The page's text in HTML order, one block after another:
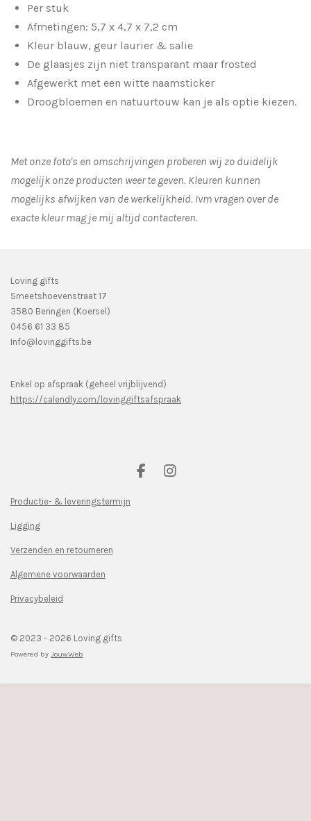
Per stuk
Afmetingen: 5,7 x 4,7 x 7,2 cm
Kleur blauw, geur laurier & salie
De glaasjes zijn niet transparant maar frosted
Afgewerkt met een witte naamsticker
Droogbloemen en natuurtouw kan je als optie kiezen.
Met onze foto's en omschrijvingen proberen wij zo duidelijk
mogelijk onze producten weer te geven. Kleuren kunnen
mogelijks afwijken van de werkelijkheid. Ivm vragen over de
exacte kleur mag je mij altijd contacteren.
Loving gifts
Smeetshoevenstraat 17
3580 Beringen (Koersel)
0456 61 33 85
Info@lovinggifts.be
Enkel op afspraak (geheel vrijblijvend)
https://calendly.com/lovinggiftsafspraak
F
I
Productie- & leveringstermijn
Ligging
Verzenden en retourneren
Algemene voorwaarden
Privacybeleid
© 2023 - 2026 Loving gifts
Powered by JouwWeb